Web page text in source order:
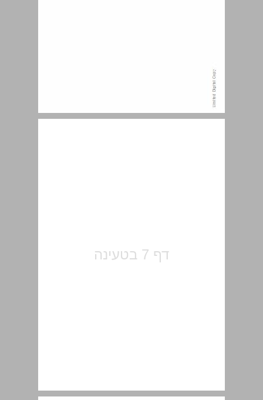
ירושלים וסביבתה ... 9